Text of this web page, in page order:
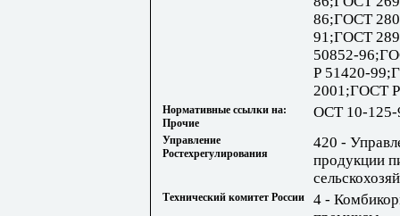
86;ГОСТ
91;ГОСТ
50852-
Р 51420-
2001;ГОСТ
Нормативные ссылки на:
Прочие
ОСТ 10-125-
Управление
Ростехрегулирования
420 -
продукции
Технический комитет России
4 -